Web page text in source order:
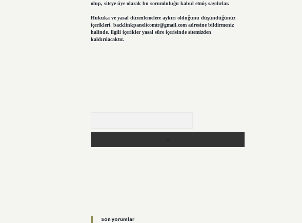
olup, siteye üye olarak bu sorumluluğu kabul etmiş sayılırlar.
Hukuka ve yasal düzenlemelere aykırı olduğunu düşündüğünüz
içerikleri, backlinkpanelicomtr@gmail.comadresine bildirmeniz
halinde, ilgili içerikler yasal süre içerisinde sitemizden
kaldırılacaktır.
Son yorumlar